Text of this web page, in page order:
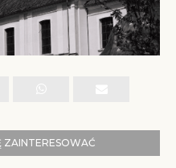
ZAINTERESOWAĆ